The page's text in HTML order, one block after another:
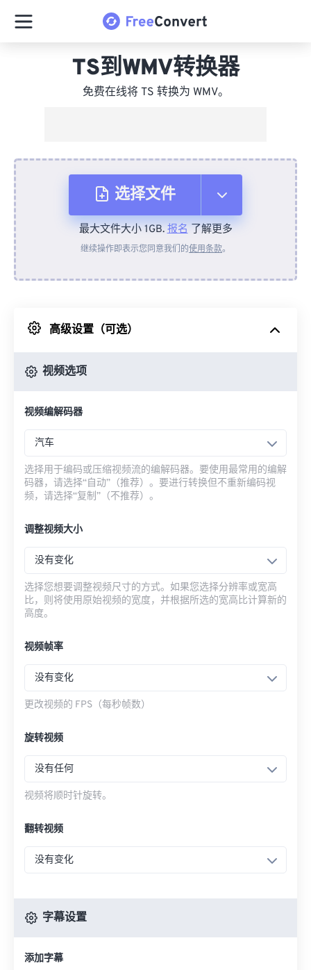
TS到WMV转换器
免费在线将 TS 转换为 WMV。
选择文件
从设备
来自 Google Drive
最大文件大小 1GB.报名了解更多
继续操作即表示您同意我们的使用条款。
高级设置（可选）
视频选项
视频编解码器
汽车
选择用于编码或压缩视频流的编解码器。要使用最常用的编解
码器，请选择“自动”（推荐）。要进行转换但不重新编码视
频，请选择“复制”（不推荐）。
调整视频大小
没有变化
选择您想要调整视频尺寸的方式。如果您选择分辨率或宽高
比，则将使用原始视频的宽度，并根据所选的宽高比计算新的
高度。
视频帧率
没有变化
更改视频的 FPS（每秒帧数）
旋转视频
没有任何
视频将顺时针旋转。
翻转视频
没有变化
字幕设置
添加字幕